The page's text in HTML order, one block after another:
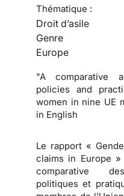
Thématique :
Droit d’asile
Genre
Europe
"A comparative
policies and
women in nine UE
in English
Le rapport «
claims in Europe
comparative
politiques et